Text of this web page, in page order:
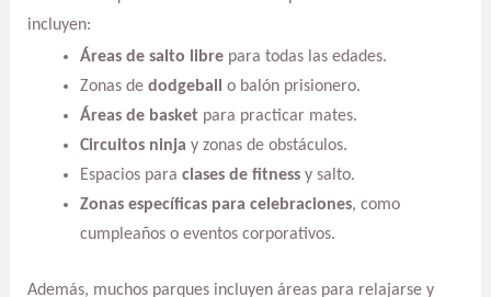
incluyen:
Áreas de salto librepara todas las edades.
Zonas de dodgeball
o balón prisionero.
Áreas de basket para practicar mates.
Circuitos ninja y zonas de obstáculos.
Espacios para clases de fitnessy salto.
Zonas específicas para celebraciones, como
cumpleaños o eventos corporativos.
Además, muchos parques incluyen áreas para relajarse y